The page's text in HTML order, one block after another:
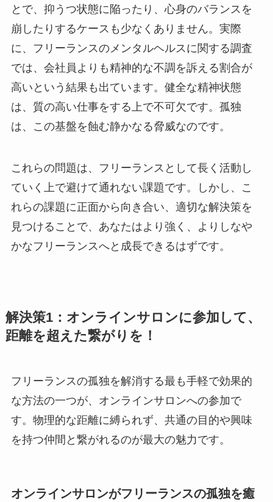
とで、抑うつ状態に陥ったり、心身のバランスを
崩したりするケースも少なくありません。実際
に、フリーランスのメンタルヘルスに関する調査
では、会社員よりも精神的な不調を訴える割合が
高いという結果も出ています。健全な精神状態
は、質の高い仕事をする上で不可欠です。孤独
は、この基盤を蝕む静かなる脅威なのです。
これらの問題は、フリーランスとして長く活動し
ていく上で避けて通れない課題です。しかし、こ
れらの課題に正面から向き合い、適切な解決策を
見つけることで、あなたはより強く、よりしなや
かなフリーランスへと成長できるはずです。
解決策1：オンラインサロンに参加して、
距離を超えた繋がりを！
フリーランスの孤独を解消する最も手軽で効果的
な方法の一つが、オンラインサロンへの参加で
す。物理的な距離に縛られず、共通の目的や興味
を持つ仲間と繋がれるのが最大の魅力です。
オンラインサロンがフリーランスの孤独を癒